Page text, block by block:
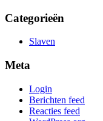
Categorieën
Slaven
Meta
Login
Berichten feed
Reacties feed